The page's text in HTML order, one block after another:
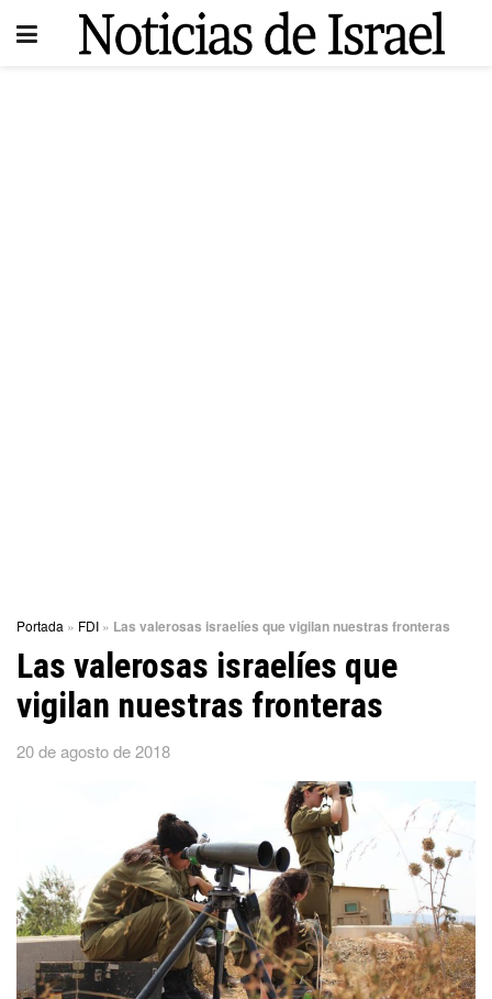
Portada » FDI » Las valerosas israelíes que vigilan nuestras fronteras
Las valerosas israelíes que
vigilan nuestras fronteras
20 de agosto de 2018